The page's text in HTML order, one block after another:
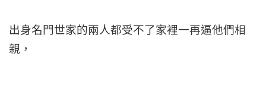
出身名門世家的兩人都受不了家裡一再逼他們相
親，